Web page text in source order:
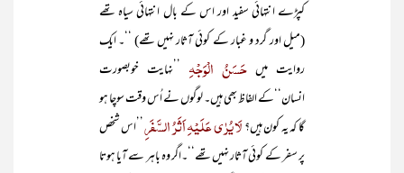
کپڑے انتہائی سفید اور اس کے بال انتہائی سیاہ تھے
(میل اور گرد و غبار کے کوئی آثار نہیں تھے) ‘‘۔ ایک
روایت میں حَسَنُ الْوَجْہِ
’’نہایت خوبصورت
انسان‘‘کے الفاظ بھی ہیں۔ لوگوں نے اُس وقت سوچا ہو
گا کہ یہ کون ہیں؟لَا یُرٰی عَلَیْہِ اَثَرُ السَّفَرِ ’’اس شخص
پر سفر کے کوئی آثار نہیں تھے‘‘۔اگر وہ باہر سے آیا ہوتا